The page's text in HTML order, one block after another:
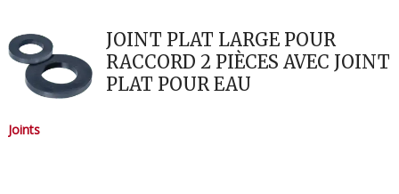
JOINT PLAT LARGE POUR
RACCORD 2 PIÈCES AVEC JOINT
PLAT POUR EAU
Joints